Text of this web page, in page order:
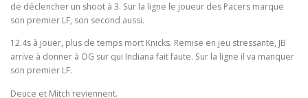
de déclencher un shoot à 3. Sur la ligne le joueur des Pacers marque
son premier LF, son second aussi.
12.4s à jouer, plus de temps mort Knicks. Remise en jeu stressante, JB
arrive à donner à OG sur qui Indiana fait faute. Sur la ligne il va manquer
son premier LF.
Deuce et Mitch reviennent.